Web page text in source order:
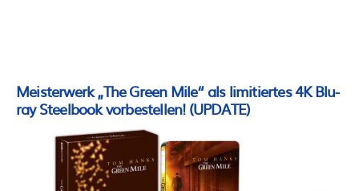
Meisterwerk „The Green Mile“ als limitiertes 4K Blu-
ray Steelbook vorbestellen! (UPDATE)